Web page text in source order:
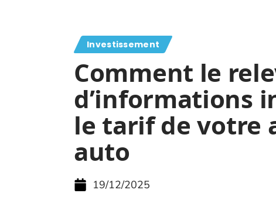
Investissement
Comment le
d’informations
le tarif de votre
auto
19/12/2025